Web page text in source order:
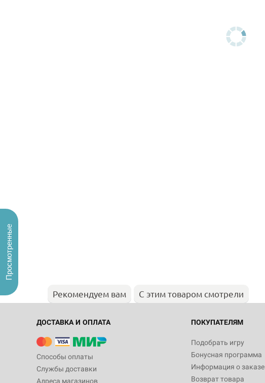
Рекомендуем вам С этим товаром смотрели
ДОСТАВКА И ОПЛАТА
Способы оплаты
Службы доставки
Адреса магазинов
ПОКУПАТЕЛЯМ
Подобрать игру
Бонусная программа
Информация о заказе
Возврат товара
Просмотренные